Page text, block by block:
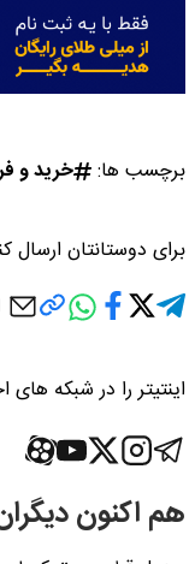
برچسب ها: خرید و
برای دوستانتان ارسال
اینتیتر را در شبکه های
هم اکنون